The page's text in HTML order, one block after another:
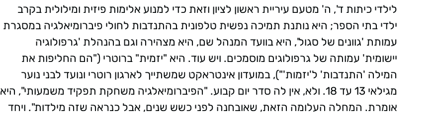
לילדי כיתות ד', ה' מטעם עיריית ראשון לציון וזאת כדי למנוע אלימות פיזית ומילולית בקרב
ילדי בתי הספר; היא נותנת תמיכה נפשית טלפונית בהתנדבות לחולי פיברומיאלגיה במסגרת
עמותת 'גוונים של סגול', היא בוועד המנהל שם, היא מצהירה וגם בהנהלת 'גרפולוגיה
יישומית' עמותה של גרפולוגים מוסמכים. ויש עוד. היא "יזמית" ברוטרי ("הם החליפות את
המילה 'התנדבות' ל'יזמות'"), במועדון אינטראקט שמשתייך לארגון רוטרי ונועד לבני נוער
מגילאי 13 עד 18. ולא, אין לה סדר יום קבוע. "הפיברומיאלגיה משחקת תפקיד משמעותי", היא
אומרת. המחלה העלומה הזאת, שאובחנה לפני כשש שנים, אבל כנראה שזה מילדות". ויחד